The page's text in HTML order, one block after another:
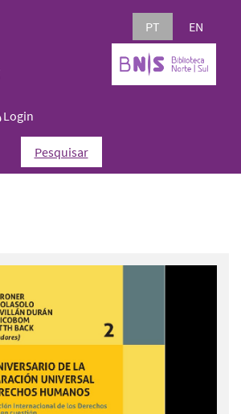
PT EN
Login
Pesquisar